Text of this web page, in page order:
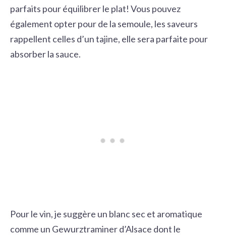
parfaits pour équilibrer le plat! Vous pouvez
également opter pour de la semoule, les saveurs
rappellent celles d’un tajine, elle sera parfaite pour
absorber la sauce.
Pour le vin, je suggère un blanc sec et aromatique
comme un Gewurztraminer d’Alsace dont le